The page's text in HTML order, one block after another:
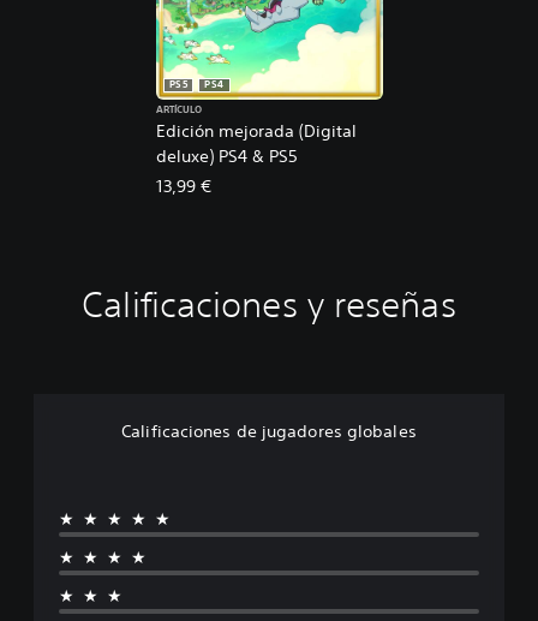
Edición mejorada (Digital
deluxe) PS4 & PS5
PS5
PS4
ARTÍCULO
13,99 €
Calificaciones y reseñas
Calificaciones de jugadores globales
★★★★★
★★★★
★★★